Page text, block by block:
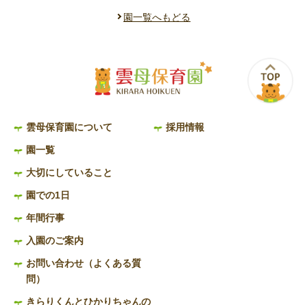
園一覧へもどる
雲母保育園について
園一覧
大切にしていること
園での1日
年間行事
入園のご案内
お問い合わせ（よくある質
問）
きらりくんとひかりちゃんの
採用情報